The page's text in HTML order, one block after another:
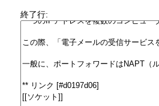
終了行: